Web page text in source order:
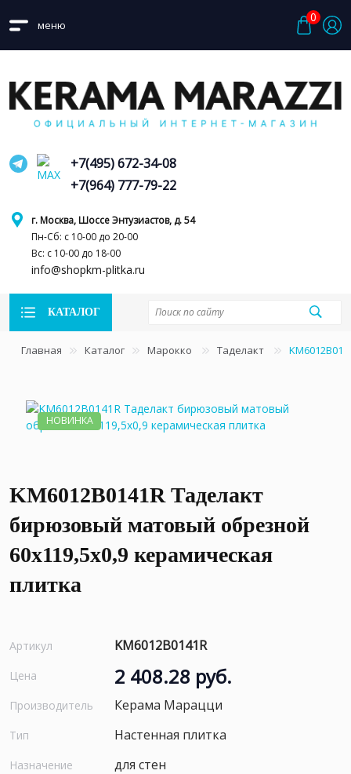
меню
0
г. Москва, Шоссе Энтузиастов, д. 54
Пн-Сб: с 10-00 до 20-00
Вс: с 10-00 до 18-00
info@shopkm-plitka.ru
+7(495) 672-34-08
+7(964) 777-79-22
КАТАЛОГ
Главная Каталог Марокко Таделакт
НОВИНКА
KM6012B0141R Таделакт
бирюзовый матовый обрезной
60x119,5x0,9 керамическая
плитка
Артикул KM6012B0141R
Цена 2 408.28 руб.
Производитель Керама Марацци
Тип Настенная плитка
Назначение для стен